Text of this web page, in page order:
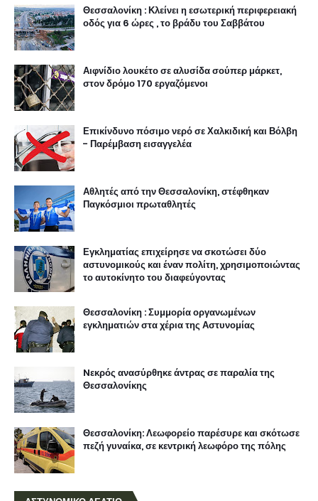
Θεσσαλονίκη : Κλείνει η εσωτερική περιφερειακή
οδός για 6 ώρες , το βράδυ του Σαββάτου
Αιφνίδιο λουκέτο σε αλυσίδα σούπερ μάρκετ,
στον δρόμο 170 εργαζόμενοι
Επικίνδυνο πόσιμο νερό σε Χαλκιδική και Βόλβη
- Παρέμβαση εισαγγελέα
Αθλητές από την Θεσσαλονίκη, στέφθηκαν
Παγκόσμιοι πρωταθλητές
Εγκληματίας επιχείρησε να σκοτώσει δύο
αστυνομικούς και έναν πολίτη, χρησιμοποιώντας
το αυτοκίνητο του διαφεύγοντας
Θεσσαλονίκη : Συμμορία οργανωμένων
εγκληματιών στα χέρια της Αστυνομίας
Nεκρός ανασύρθηκε άντρας σε παραλία της
Θεσσαλονίκης
Θεσσαλονίκη: Λεωφορείο παρέσυρε και σκότωσε
πεζή γυναίκα, σε κεντρική λεωφόρο της πόλης